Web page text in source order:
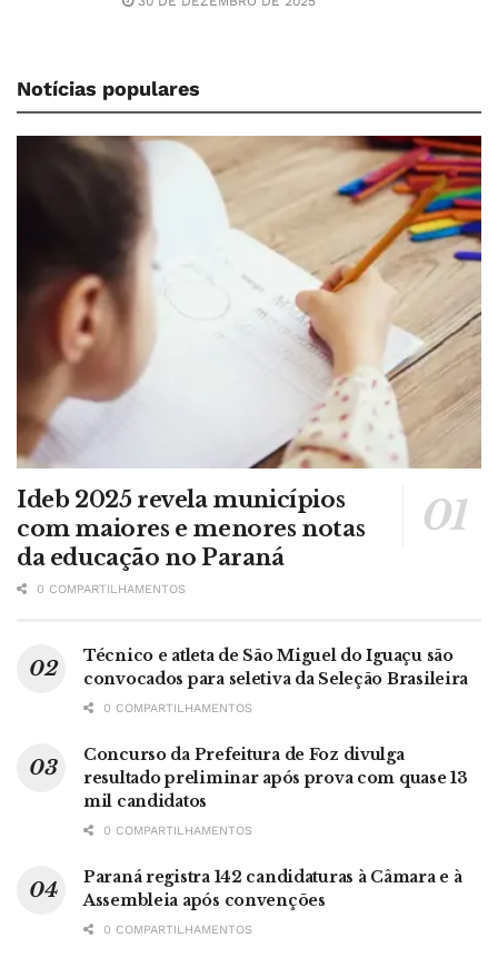
Notícias populares
Ideb 2025 revela municípios
com maiores e menores notas
da educação no Paraná
0 COMPARTILHAMENTOS
Técnico e atleta de São Miguel do Iguaçu são
convocados para seletiva da Seleção Brasileira
0 COMPARTILHAMENTOS
Concurso da Prefeitura de Foz divulga
resultado preliminar após prova com quase 13
mil candidatos
0 COMPARTILHAMENTOS
Paraná registra 142 candidaturas à Câmara e à
Assembleia após convenções
0 COMPARTILHAMENTOS